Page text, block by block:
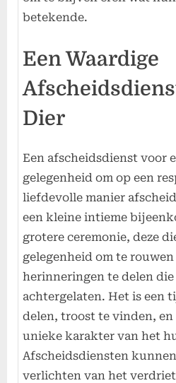
betekende.
Een Waardige
Dier
Een afscheidsdienst voor
gelegenheid om op een
liefdevolle manier
een kleine intieme
grotere ceremonie, deze
gelegenheid om te
herinneringen te delen
achtergelaten. Het is een
delen, troost te vinden,
unieke karakter van het
Afscheidsdiensten
verlichten van het